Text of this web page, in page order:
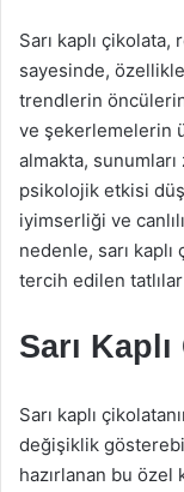
Sarı kaplı
sayesinde,
trendlerin
ve şekerlemelerin
almakta,
psikolojik etkisi
iyimserliği ve
nedenle, sarı
tercih edilen tatlılar
Sarı
Sarı kaplı
değişiklik
hazırlanan bu özel